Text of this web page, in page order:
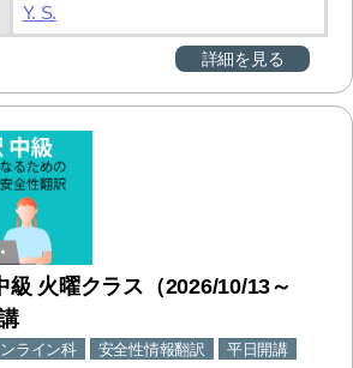
Y. S.
詳細を見る
級 火曜クラス（2026/10/13～
ライン科 安全性情報翻訳
平日開講